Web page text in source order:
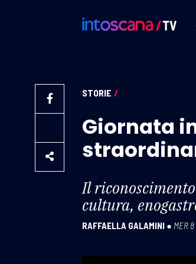
STORIE /
Giornata
Il
cultura,
RAFFAELLA GALAMINI ● MER